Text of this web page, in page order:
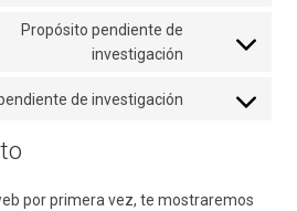
service
Propósito pendiente de
investigación
Consent
service
de investigación
Consent
por primera vez, te mostraremos